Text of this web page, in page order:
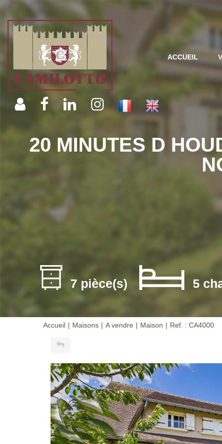
ACCUEIL
20 MINUTES D
7 pièce(s) 5
Accueil Maisons A vendre Maison Ref. : CA4000